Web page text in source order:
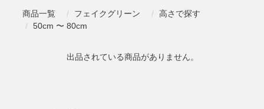
商品一覧 フェイクグリーン
高さで探す
50cm 〜 80cm
出品されている商品がありません。